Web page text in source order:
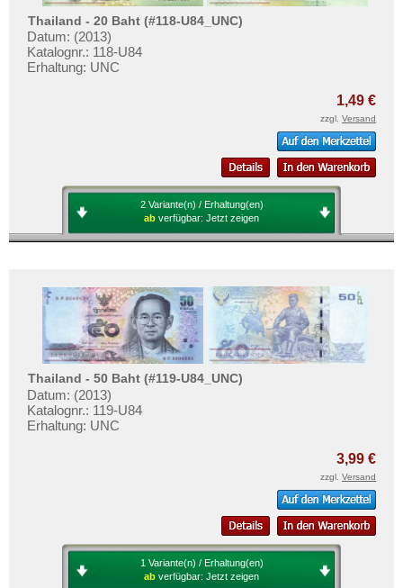
Testbanknoten
Banknotenbriefe
Kataloge
Kontakt
Informationen
Ankauf
Erhaltungsgrade
Gratisbanknoten
FAQ
Mehr über...
Impressum
Thailand - 20 Baht (#118-U84_UNC)
Datum: (2013)
Katalognr.: 118-U84
Erhaltung: UNC
1,49 €
zzgl. Versand
2 Variante(n) / Erhaltung(en)
ab verfügbar: Jetzt zeigen
Thailand - 50 Baht (#119-U84_UNC)
Datum: (2013)
Katalognr.: 119-U84
Erhaltung: UNC
3,99 €
zzgl. Versand
1 Variante(n) / Erhaltung(en)
ab verfügbar: Jetzt zeigen